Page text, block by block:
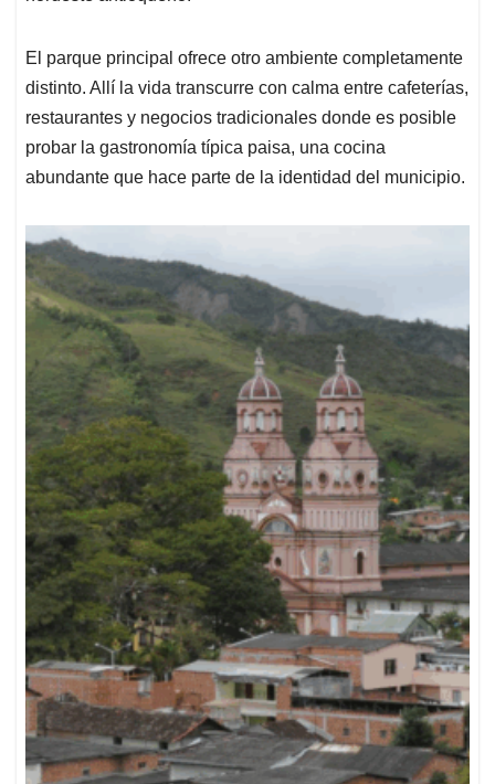
El parque principal ofrece otro ambiente completamente
distinto. Allí la vida transcurre con calma entre cafeterías,
restaurantes y negocios tradicionales donde es posible
probar la gastronomía típica paisa, una cocina
abundante que hace parte de la identidad del municipio.